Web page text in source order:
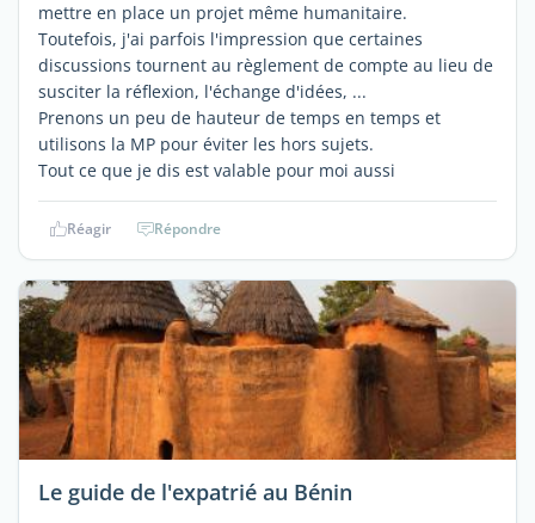
mettre en place un projet même humanitaire.
Toutefois, j'ai parfois l'impression que certaines
discussions tournent au règlement de compte au lieu de
susciter la réflexion, l'échange d'idées, ...
Prenons un peu de hauteur de temps en temps et
utilisons la MP pour éviter les hors sujets.
Tout ce que je dis est valable pour moi aussi
Réagir Répondre
Le guide de l'expatrié au Bénin